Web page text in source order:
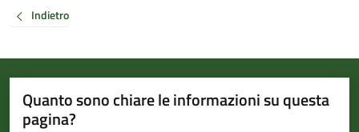
Indietro
Quanto sono chiare le informazioni su questa
pagina?